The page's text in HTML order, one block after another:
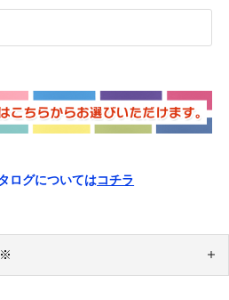
ログについてはコチラ
※